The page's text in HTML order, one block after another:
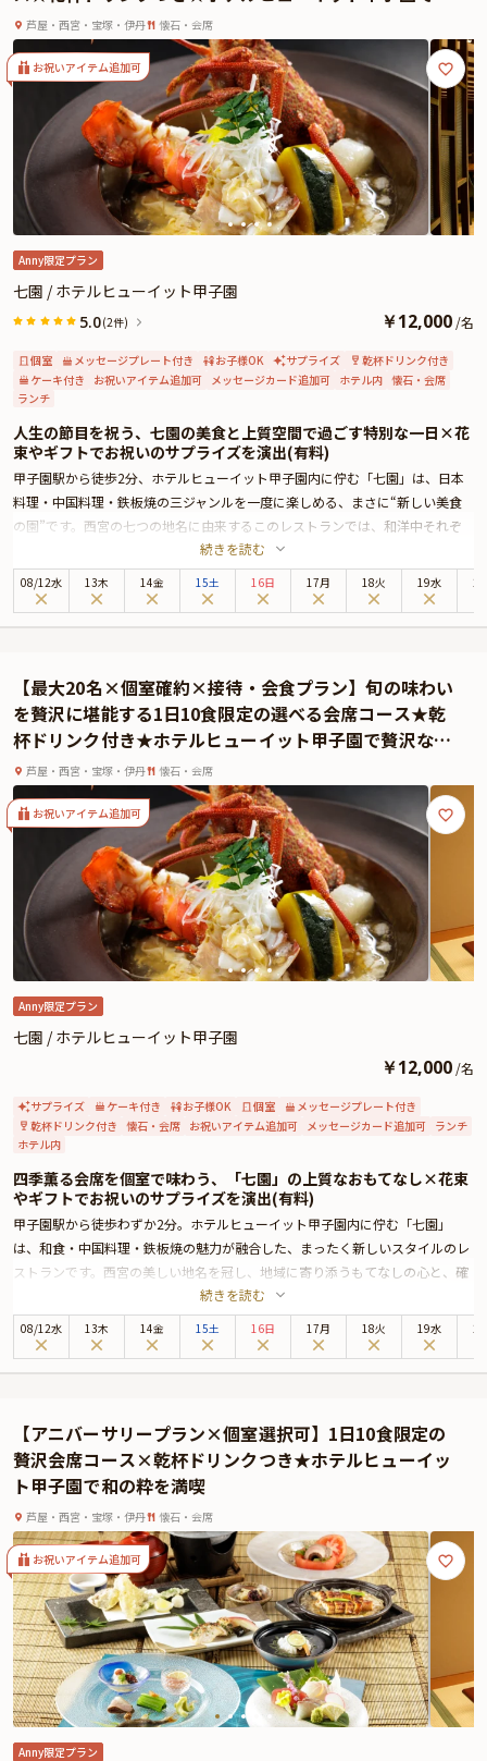
和洋中のエッセンスが融合する空間で、大切な人と過ごす記念日は、より一層
心に残る一日になることでしょう。温かなおもてなしと、四季を感じる繊細な
日本料理に包まれて、かけがえのないひとときをお楽しみください。
また、追加料金にて、「メッセージ付きプレート」または「生デコレーション
ケーキ」をご用意いたします。ご希望がございましたら、追加オプションの
「メッセージ付きプレート」または、「生デコレーションケーキ」をご追加く
ださい。
さらに本プランでは、有料オプションでアニバーサリーにぴったりな花束・ギ
フト・カスタマイズ可能なメッセージカードなどを付けられます。メッセージ
カードは着席時に、花束やギフトはデザートタイムにご予約主様にお渡しいた
しますので、サプライズにお役立てください。詳しくは、本ページ中段の「お
祝いアイテム」の欄でお選び頂けます。
ごす優美なひととき
芦屋・西宮・宝塚・伊丹 懐石・会席
お祝いアイテム追加可
Anny限定プラン
七園 / ホテルヒューイット甲子園
5.0(2件) ￥12,000 /名
個室 メッセージプレート付き お子様OK サプライズ
乾杯ドリンク付き
ケーキ付き
お祝いアイテム追加可 メッセージカード追加可 ホテル内 懐石・会席
ランチ
人生の節目を祝う、七園の美食と上質空間で過ごす特別な一日×花
束やギフトでお祝いのサプライズを演出(有料)
甲子園駅から徒歩2分、ホテルヒューイット甲子園内に佇む「七園」は、日本
料理・中国料理・鉄板焼の三ジャンルを一度に楽しめる、まさに“新しい美食
の園”です。西宮の七つの地名に由来するこのレストランでは、和洋中それぞ
れの料理人が技を尽くした逸品が供され、あらゆる世代・嗜好に寄り添う食体
験を提供してくれます。
お祝いの舞台としてふさわしいのは、個室または中庭を望むテーブル席。プラ
和牛ロースを盛り込んだ華やかな品揃えで、味わいはもちろん見た目にも心を
奪われます。また、「特別会席」では伊勢海老や厳選牛ロースなど、贅を尽く
した献立が並びます。いずれのコースにも乾杯ドリンクが付いており、門出や
節目を華やかに彩ります。
地元・西宮の地酒、少量生産のクラフトビールや能登ワイン、さらには酸化防
止剤不使用の烏龍茶まで、多彩なドリンクラインナップも魅力の一つ。料理と
のペアリングもまた、特別なひとときを演出してくれます。
美しさ、香り、食感、味──五感をくすぐる一皿一皿が、祝福の気持ちをより
深く心に刻みます。七園で過ごすお祝いの一日は、きっと記憶に残る素敵な思
い出となるでしょう。
また、追加料金にて、「メッセージ付きプレート」または「生デコレーション
ケーキ」をご用意いたします。ご希望がございましたら、追加オプションの
「メッセージ付きプレート」または、「生デコレーションケーキ」をご追加く
ださい。
さらに本プランでは、有料オプションで主役の方へのサプライズにぴったりな
花束・ギフト・カスタマイズ可能なメッセージカードなどを付けられます。メ
ッセージカードは着席時に、花束やギフトはデザートタイムにご予約主様にお
渡しいたしますので、サプライズにお役立てください。詳しくは、本ページ中
段の「お祝いアイテム」の欄でお選び頂けます。
続きを読む
08/12水 13木 14金 15土 16日 17月 18火 19水
【最大20名×個室確約×接待・会食プラン】旬の味わい
を贅沢に堪能する1日10食限定の選べる会席コース★乾
杯ドリンク付き★ホテルヒューイット甲子園で贅沢なひ
とときを
芦屋・西宮・宝塚・伊丹 懐石・会席
お祝いアイテム追加可
Anny限定プラン
七園 / ホテルヒューイット甲子園
￥12,000 /名
サプライズ ケーキ付き お子様OK 個室
メッセージプレート付き
乾杯ドリンク付き 懐石・会席 お祝いアイテム追加可 メッセージカード追加可 ランチ
ホテル内
四季薫る会席を個室で味わう、「七園」の上質なおもてなし×花束
やギフトでお祝いのサプライズを演出(有料)
甲子園駅から徒歩わずか2分。ホテルヒューイット甲子園内に佇む「七園」
は、和食・中国料理・鉄板焼の魅力が融合した、まったく新しいスタイルのレ
ストランです。西宮の美しい地名を冠し、地域に寄り添うもてなしの心と、確
かな技術が出会うこの場所では、訪れる人すべてにとって特別な時間が流れま
す。
開放感あふれる空間と、趣の異なる複数のエリアが広がる店内。中でも、落ち
ご提供するのは、旬の食材をふんだんに取り入れた1日10食限定の会席コー
ス。季節の移ろいを美しく映す「藤」では、金目鯛や和牛ロースなど、心を和
ませる味わいが静かに寄り添い、贅沢なひと皿ひと皿が丁寧に紡がれてゆきま
す。
さらに特別な席には、「特別会席」を。伊勢海老や牛ロースといった高級食材
が贅を尽くし、華やかな盛り付けとともに、五感に響く美食体験をもたらしま
す。繊細な味わいとともに、記憶に残る特別な時間をお約束いたします。
乾杯のひとときを彩るドリンクも魅力のひとつ。地元・西宮の地酒や、希少な
クラフトビール、能登ワインなど、ここでしか出会えない珠玉の一杯をご堪能
ください。ソフトドリンクにもこだわりがあり、能勢の烏龍茶など、体に優し
いラインナップが揃います。
静かに心を満たす贅沢。味わい、空間、そしてもてなしのすべてが、日常を離
れた優美な世界へと誘ってくれる「七園」の会席プラン。大切なひとときに、
ぜひお選びください。
続きを読む
08/12水 13木 14金 15土 16日 17月 18火 19水
【アニバーサリープラン×個室選択可】1日10食限定の
贅沢会席コース×乾杯ドリンクつき★ホテルヒューイッ
ト甲子園で和の粋を満喫
芦屋・西宮・宝塚・伊丹 懐石・会席
お祝いアイテム追加可
Anny限定プラン